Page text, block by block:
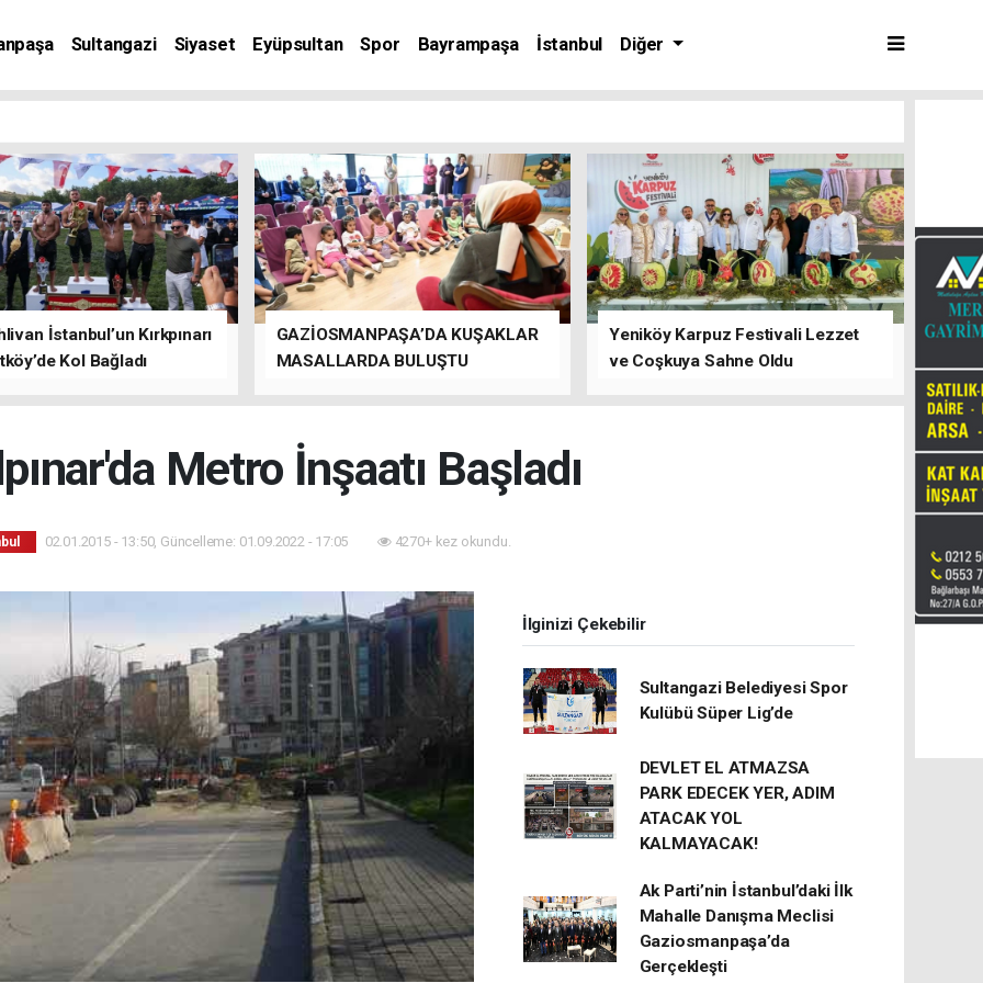
Sultangazi Siyaset Eyüpsultan Spor Bayrampaşa İstanbul Diğer
İstanbul’un Kırkpınarı
Kol Bağladı
GAZİOSMANPAŞA’DA KUŞAKLAR
MASALLARDA BULUŞTU
Yeniköy Karpuz Festivali Lezzet
ve Coşkuya Sahne Oldu
Metro İnşaatı Başladı
02.01.2015 - 13:50, Güncelleme: 01.09.2022 - 17:05 4270+ kez okundu.
İlginizi Çekebilir
Sultangazi Belediyesi Spor
Kulübü Süper Lig’de
DEVLET EL ATMAZSA
PARK EDECEK YER, ADIM
ATACAK YOL
KALMAYACAK!
Ak Parti’nin İstanbul’daki İlk
Mahalle Danışma Meclisi
Gaziosmanpaşa’da
Gerçekleşti